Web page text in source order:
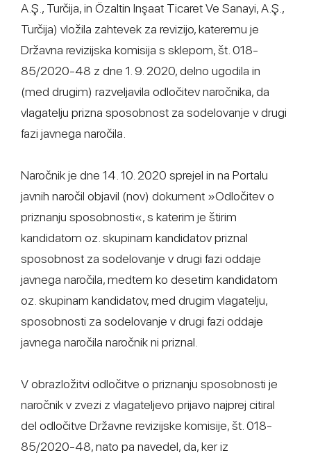
A.Ş., Turčija, in Ӧzaltin Inşaat Ticaret Ve Sanayi, A.Ş.,
Turčija) vložila zahtevek za revizijo, kateremu je
Državna revizijska komisija s sklepom, št. 018-
85/2020-48 z dne 1. 9. 2020, delno ugodila in
(med drugim) razveljavila odločitev naročnika, da
vlagatelju prizna sposobnost za sodelovanje v drugi
fazi javnega naročila.
Naročnik je dne 14. 10. 2020 sprejel in na Portalu
javnih naročil objavil (nov) dokument »Odločitev o
priznanju sposobnosti«, s katerim je štirim
kandidatom oz. skupinam kandidatov priznal
sposobnost za sodelovanje v drugi fazi oddaje
javnega naročila, medtem ko desetim kandidatom
oz. skupinam kandidatov, med drugim vlagatelju,
sposobnosti za sodelovanje v drugi fazi oddaje
javnega naročila naročnik ni priznal.
V obrazložitvi odločitve o priznanju sposobnosti je
naročnik v zvezi z vlagateljevo prijavo najprej citiral
del odločitve Državne revizijske komisije, št. 018-
85/2020-48, nato pa navedel, da, ker iz